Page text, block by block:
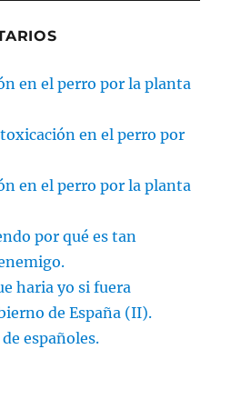
en el perro por la planta
en el perro por
en el perro por la planta
por qué es tan
haria yo si fuera
de España (II).
españoles.